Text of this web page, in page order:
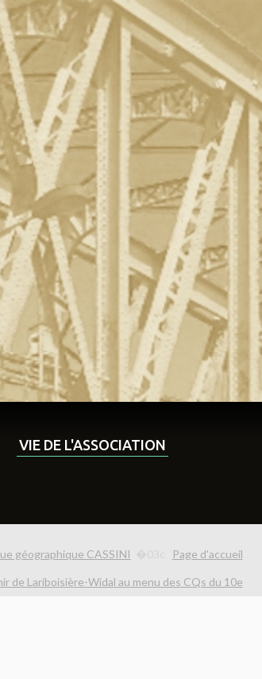
VIE DE L'ASSOCIATION
géographique CASSINI Page d'accueil
de Lariboisière-Widal au menu des CQs du 10e